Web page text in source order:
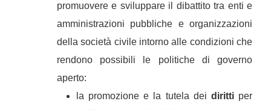
promuovere e sviluppare il dibattito tra enti e
amministrazioni pubbliche e organizzazioni
della società civile intorno alle condizioni che
rendono possibili le politiche di governo
aperto:
la promozione e la tutela dei diritti per